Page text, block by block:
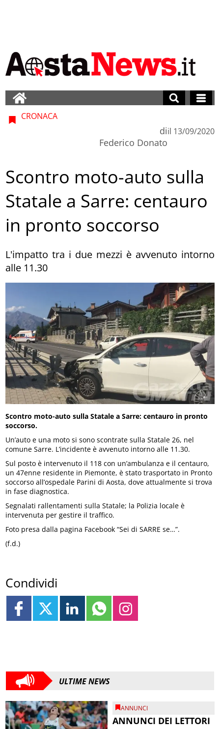
CRONACA
di
Federico Donato
il 13/09/2020
Scontro moto-auto sulla
Statale a Sarre: centauro
in pronto soccorso
L'impatto tra i due mezzi è avvenuto intorno
alle 11.30
Scontro moto-auto sulla Statale a Sarre: centauro in pronto
soccorso.
Un’auto e una moto si sono scontrate sulla Statale 26, nel
comune Sarre. L’incidente è avvenuto intorno alle 11.30.
Sul posto è intervenuto il 118 con un’ambulanza e il centauro,
un 47enne residente in Piemonte, è stato trasportato in Pronto
soccorso all’ospedale Parini di Aosta, dove attualmente si trova
in fase diagnostica.
Segnalati rallentamenti sulla Statale; la Polizia locale è
intervenuta per gestire il traffico.
Foto presa dalla pagina Facebook “Sei di SARRE se…”.
(f.d.)
Condividi
ULTIME NEWS
ANNUNCI
ANNUNCI DEI LETTORI